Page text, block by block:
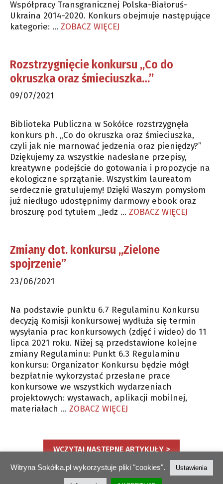
Współpracy Transgranicznej Polska-Białoruś-
Ukraina 2014-2020. Konkurs obejmuje następujące
kategorie: … ZOBACZ WIĘCEJ
Rozstrzygnięcie konkursu „Co do
okruszka oraz śmieciuszka…”
09/07/2021
Biblioteka Publiczna w Sokółce rozstrzygnęła
konkurs ph. „Co do okruszka oraz śmieciuszka,
czyli jak nie marnować jedzenia oraz pieniędzy?”
Dziękujemy za wszystkie nadesłane przepisy,
kreatywne podejście do gotowania i propozycje na
ekologiczne sprzątanie. Wszystkim laureatom
serdecznie gratulujemy! Dzięki Waszym pomysłom
już niedługo udostępnimy darmowy ebook oraz
broszurę pod tytułem „Jedz … ZOBACZ WIĘCEJ
Zmiany dot. konkursu „Zielone
spojrzenie”
23/06/2021
Na podstawie punktu 6.7 Regulaminu Konkursu
decyzją Komisji konkursowej wydłuża się termin
wysyłania prac konkursowych (zdjęć i wideo) do 11
lipca 2021 roku. Niżej są przedstawione kolejne
zmiany Regulaminu: Punkt 6.3 Regulaminu
konkursu: Organizator Konkursu będzie mógł
bezpłatnie wykorzystać przesłane prace
konkursowe we wszystkich wydarzeniach
projektowych: wystawach, aplikacji mobilnej,
materiałach … ZOBACZ WIĘCEJ
WCZYTAJ NASTĘPNE ARTYKUŁY >
Witryna Sokółka.pl wykorzystuje pliki "cookies". Ustawienia